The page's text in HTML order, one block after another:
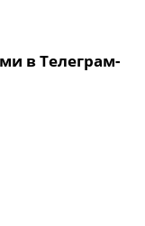
в Телеграм-